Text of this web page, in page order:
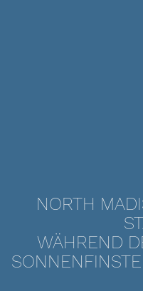
NORTH
WÄHREND